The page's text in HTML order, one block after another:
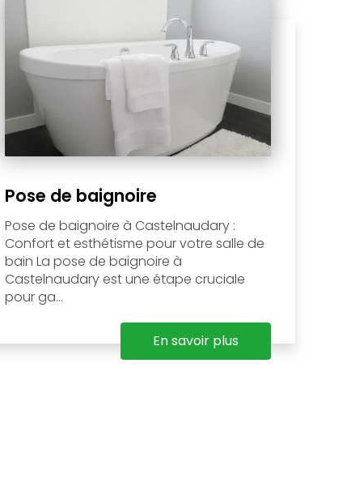
Pose de baignoire
Pose de baignoire à Castelnaudary :
Confort et esthétisme pour votre salle de
bain La pose de baignoire à
Castelnaudary est une étape cruciale
pour ga...
En savoir plus